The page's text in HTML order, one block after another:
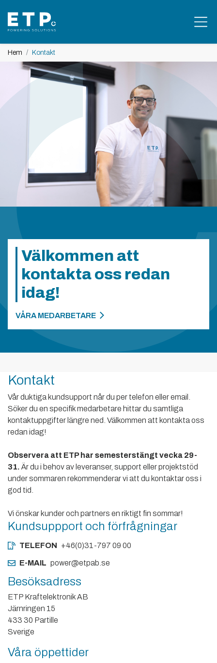
Hem Kontakt
Välkommen att
kontakta oss redan
idag!
VÅRA MEDARBETARE
Kontakt
Vår duktiga kundsupport når du per telefon eller email.
Söker du en specifik medarbetare hittar du samtliga
kontaktuppgifter längre ned. Välkommen att kontakta oss
redan idag!
Observera att ETP har semesterstängt vecka 29-
31. Är du i behov av leveranser, support eller projektstöd
under sommaren rekommenderar vi att du kontaktar oss i
god tid.
Vi önskar kunder och partners en riktigt fin sommar!
Kundsuppport och förfrågningar
TELEFON +46(0)31-797 09 00
E-MAIL power@etpab.se
Besöksadress
ETP Kraftelektronik AB
Järnringen 15
433 30 Partille
Sverige
Våra öppettider